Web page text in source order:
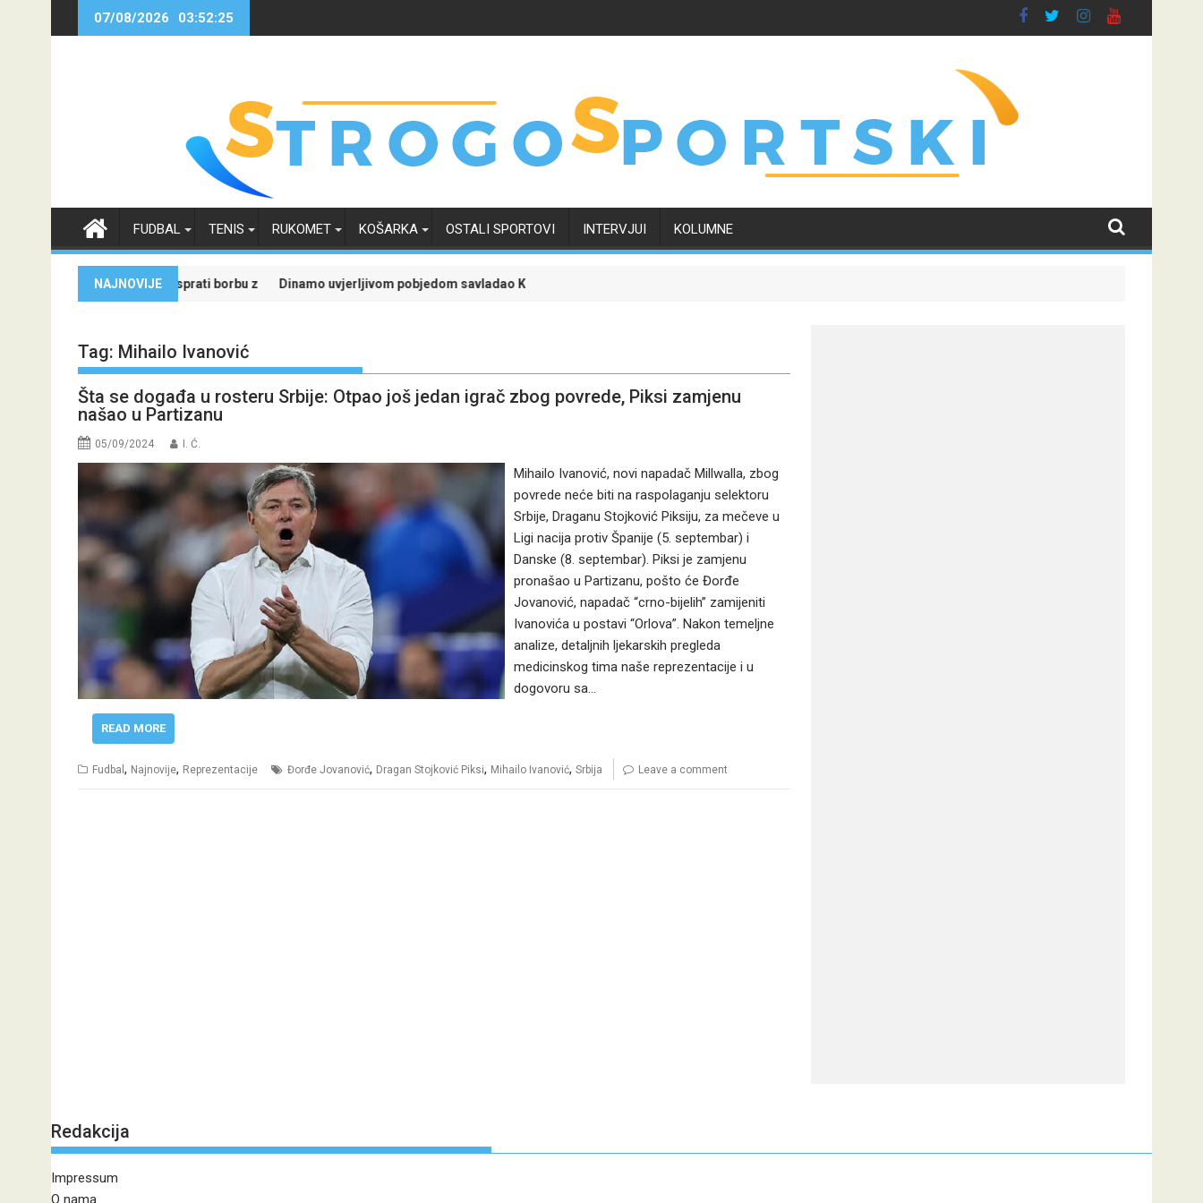
07/08/2026 03:52:25
FUDBAL TENIS RUKOMET KOŠARKA OSTALI SPORTOVI INTERVJUI KOLUMNE
NAJNOVIJE
uz Meridian: Isprati borbu za grupnu fazu uz najveće kvoteDinamo uvjerljivom pobjedom savladao Kaunu Žalgiris i učvrstio šanse za kvalifikaciju u Ligu prvaka
Tag: Mihailo Ivanović
Šta se događa u rosteru Srbije: Otpao još jedan igrač zbog povrede, Piksi zamjenu
našao u Partizanu
05/09/2024 I. Ć.
Mihailo Ivanović, novi napadač Millwalla, zbog
povrede neće biti na raspolaganju selektoru
Srbije, Draganu Stojković Piksiju, za mečeve u
Ligi nacija protiv Španije (5. septembar) i
Danske (8. septembar). Piksi je zamjenu
pronašao u Partizanu, pošto će Đorđe
Jovanović, napadač “crno-bijelih” zamijeniti
Ivanovića u postavi “Orlova”. Nakon temeljne
analize, detaljnih ljekarskih pregleda
medicinskog tima naše reprezentacije i u
dogovoru sa…
READ MORE
Fudbal , Najnovije, Reprezentacije Đorđe Jovanović, Dragan Stojković Piksi, Mihailo Ivanović, Srbija Leave a comment
Redakcija
Impressum
O nama